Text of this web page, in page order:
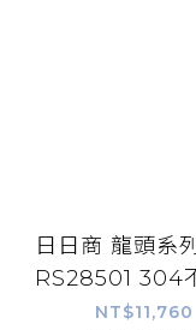
日日商 龍頭系
RS28501 304
無鉛龍頭淋浴
NT$11,760